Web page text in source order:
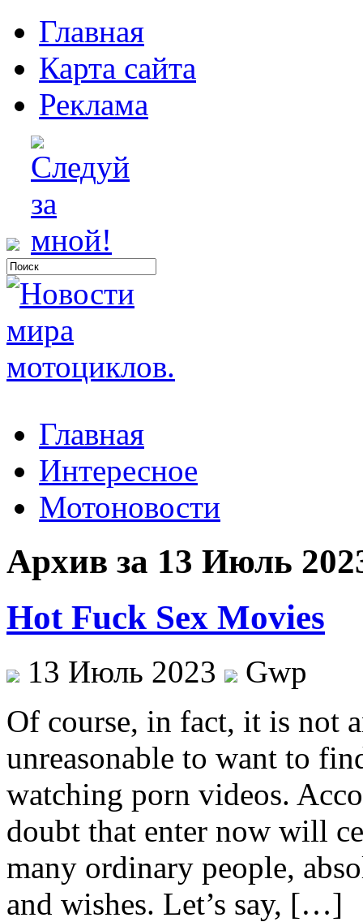
Главная
Карта сайта
Реклама
Главная
Интересное
Мотоновости
Архив за 13 Июль
Hot Fuck Sex Movies
13 Июль 2023
Gwp
Of course, in fact, it is not
unreasonable to want to
watching porn videos.
doubt that enter now will
many ordinary people,
and wishes. Let’s say, […]